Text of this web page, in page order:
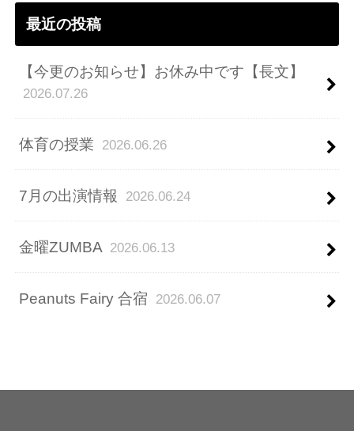
最近の投稿
【今更のお知らせ】お休み中です【長文】
2026.07.26
体育の授業 2026.06.26
7月の出演情報 2026.06.24
金曜ZUMBA 2026.06.13
Peanuts Fairy 合宿 2026.06.07